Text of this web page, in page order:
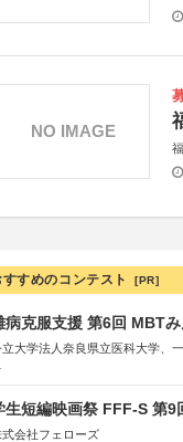
NO IMAGE
すすめのコンテスト [PR]
病克服支援 第6回 MBT
立大学法人奈良県立医科大学、
援：厚生労働省
部科学省
良県
生短編映画祭 FFF-S 第9
式会社フェローズ